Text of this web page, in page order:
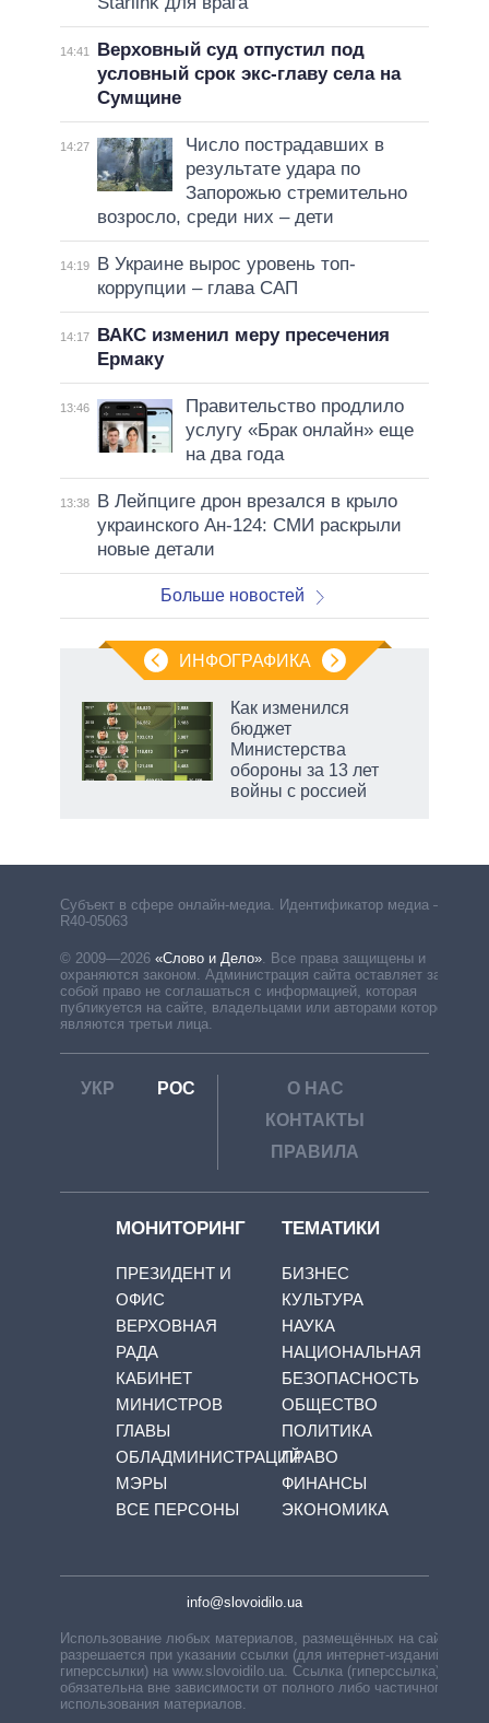
14:41
Верховный суд отпустил под
условный срок экс-главу села на
Сумщине
14:27
Число пострадавших в
результате удара по
Запорожью стремительно
возросло, среди них – дети
14:19
В Украине вырос уровень топ-
коррупции – глава САП
14:17
ВАКС изменил меру пресечения
Ермаку
13:46
Правительство продлило
услугу «Брак онлайн» еще
на два года
13:38
В Лейпциге дрон врезался в крыло
украинского Ан-124: СМИ раскрыли
новые детали
Больше новостей
ИНФОГРАФИКА
Как изменился
бюджет
Министерства
обороны за 13 лет
войны с россией
Субъект в сфере онлайн-медиа. Идентификатор медиа –
R40-05063
© 2009—2026 «Слово и Дело». Все права защищены и
охраняются законом. Администрация сайта оставляет за
собой право не соглашаться с информацией, которая
публикуется на сайте, владельцами или авторами которой
являются третьи лица.
УКР РОС
О НАС
КОНТАКТЫ
ПРАВИЛА
МОНИТОРИНГ
ПРЕЗИДЕНТ И
ОФИС
ВЕРХОВНАЯ
РАДА
КАБИНЕТ
МИНИСТРОВ
ГЛАВЫ
ОБЛАДМИНИСТРАЦИЙ
МЭРЫ
ВСЕ ПЕРСОНЫ
ТЕМАТИКИ
БИЗНЕС
КУЛЬТУРА
НАУКА
НАЦИОНАЛЬНАЯ
БЕЗОПАСНОСТЬ
ОБЩЕСТВО
ПОЛИТИКА
ПРАВО
ФИНАНСЫ
ЭКОНОМИКА
info@slovoidilo.ua
Использование любых материалов, размещённых на сайте,
разрешается при указании ссылки (для интернет-изданий —
гиперссылки) на www.slovoidilo.ua. Ссылка (гиперссылка)
обязательна вне зависимости от полного либо частичного
использования материалов.